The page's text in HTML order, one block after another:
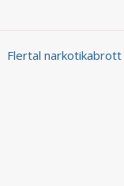
Flertal